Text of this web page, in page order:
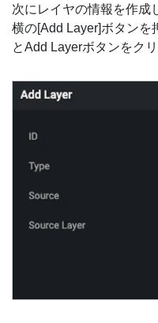
次にレイヤの情報を作成
横の[Add Layer]ボタンを
とAdd Layerボタンをクリ